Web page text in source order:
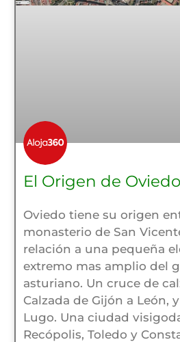
El Origen de Oviedo
Oviedo tiene su origen
monasterio de San
relación a una pequeña
extremo mas amplio del
asturiano. Un cruce de
Calzada de Gijón a León,
Lugo. Una ciudad
Recópolis, Toledo y